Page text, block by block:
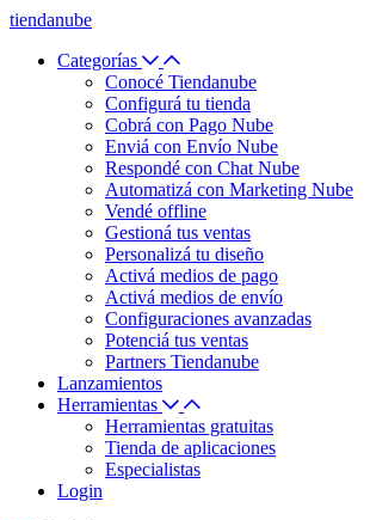
tiendanube
Categorías
Conocé Tiendanube
Configurá tu tienda
Cobrá con Pago Nube
Enviá con Envío Nube
Respondé con Chat Nube
Automatizá con Marketing Nube
Vendé offline
Gestioná tus ventas
Personalizá tu diseño
Activá medios de pago
Activá medios de envío
Configuraciones avanzadas
Potenciá tus ventas
Partners Tiendanube
Lanzamientos
Herramientas
Herramientas gratuitas
Tienda de aplicaciones
Especialistas
Login